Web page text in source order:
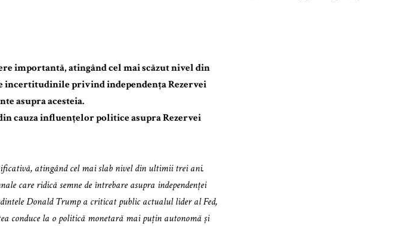
importantă, atingând cel mai scăzut nivel din
incertitudinile privind independența Rezervei
asupra acesteia.
cauza influențelor politice asupra Rezervei
atingând cel mai slab nivel din ultimii trei ani.
care ridică semne de întrebare asupra independenței
Donald Trump a criticat public actualul lider al Fed,
conduce la o politică monetară mai puțin autonomă și